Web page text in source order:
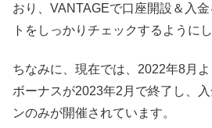
おり、VANTAGEで口座開設＆入
トをしっかりチェックするように
ちなみに、現在では、2022年8月
ボーナスが2023年2月で終了し、
ンのみが開催されています。